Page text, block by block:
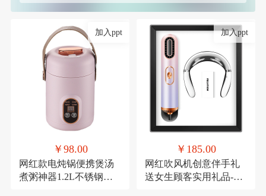
加入ppt
￥98.00
网红款电炖锅便携煲汤
煮粥神器1.2L不锈钢电
加入ppt
￥185.00
网红吹风机创意伴手礼
送女生顾客实用礼品-极